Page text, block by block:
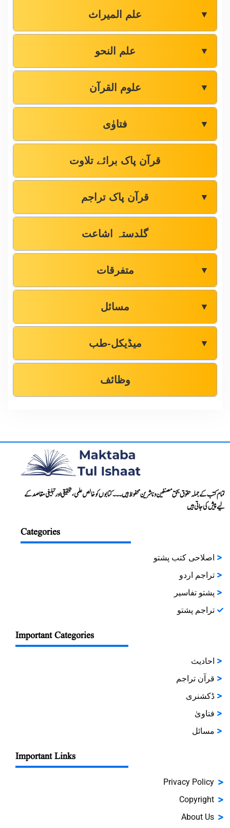
علم المیراث ▼
علم النحو ▼
علوم القرآن ▼
فتاوٰی ▼
قرآن پاک برائے تلاوت
قرآن پاک تراجم ▼
گلدستہ اشاعت
متفرقات ▼
مسائل ▼
میڈیکل-طب ▼
وظائف
تمام کتب کے جملہ حقوق بحق مصنفین و ناشرین محفوظ ہیں۔۔۔ کتابوں کو خالص علمی، تحقیقی اور تبلیغی مقاصد کے
لیے پیش کی جاتی ہیں
Categories
اصلاحی کتب پشتو
تراجم اردو
پشتو تفاسیر
تراجم پشتو
Important Categories
احادیث
قرآن تراجم
ڈکشنری
فتاویٰ
مسائل
Important Links
Privacy Policy
Copyright
About Us